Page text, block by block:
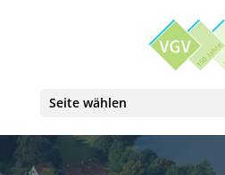
Seite wählen